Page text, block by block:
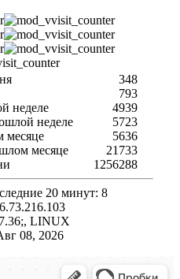
348
793
неделе
4939
неделе
5723
месяце
5636
месяце
21733
1256288
20 минут: 8
LINUX
08, 2026